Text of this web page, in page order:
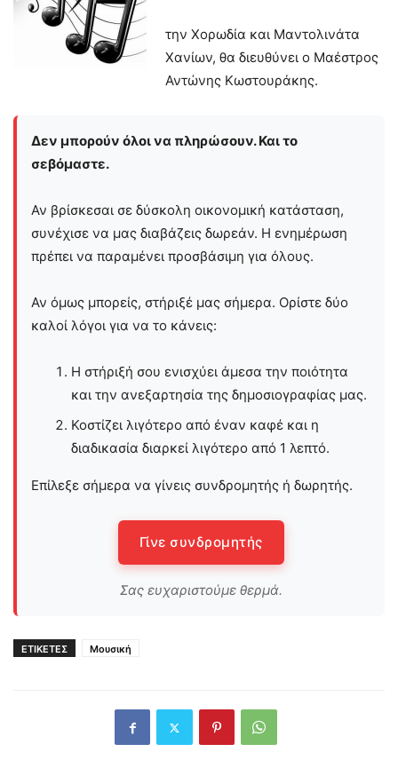
την Χορωδία και Μαντολινάτα
Χανίων, θα διευθύνει ο Μαέστρος
Αντώνης Κωστουράκης.
Δεν μπορούν όλοι να πληρώσουν. Και το
σεβόμαστε.
Αν βρίσκεσαι σε δύσκολη οικονομική κατάσταση,
συνέχισε να μας διαβάζεις δωρεάν. Η ενημέρωση
πρέπει να παραμένει προσβάσιμη για όλους.
Αν όμως μπορείς, στήριξέ μας σήμερα. Ορίστε δύο
καλοί λόγοι για να το κάνεις:
Η στήριξή σου ενισχύει άμεσα την ποιότητα
και την ανεξαρτησία της δημοσιογραφίας μας.
Κοστίζει λιγότερο από έναν καφέ και η
διαδικασία διαρκεί λιγότερο από 1 λεπτό.
Επίλεξε σήμερα να γίνεις συνδρομητής ή δωρητής.
Γίνε συνδρομητής
Σας ευχαριστούμε θερμά.
ΕΤΙΚΕΤΕΣ Μουσική